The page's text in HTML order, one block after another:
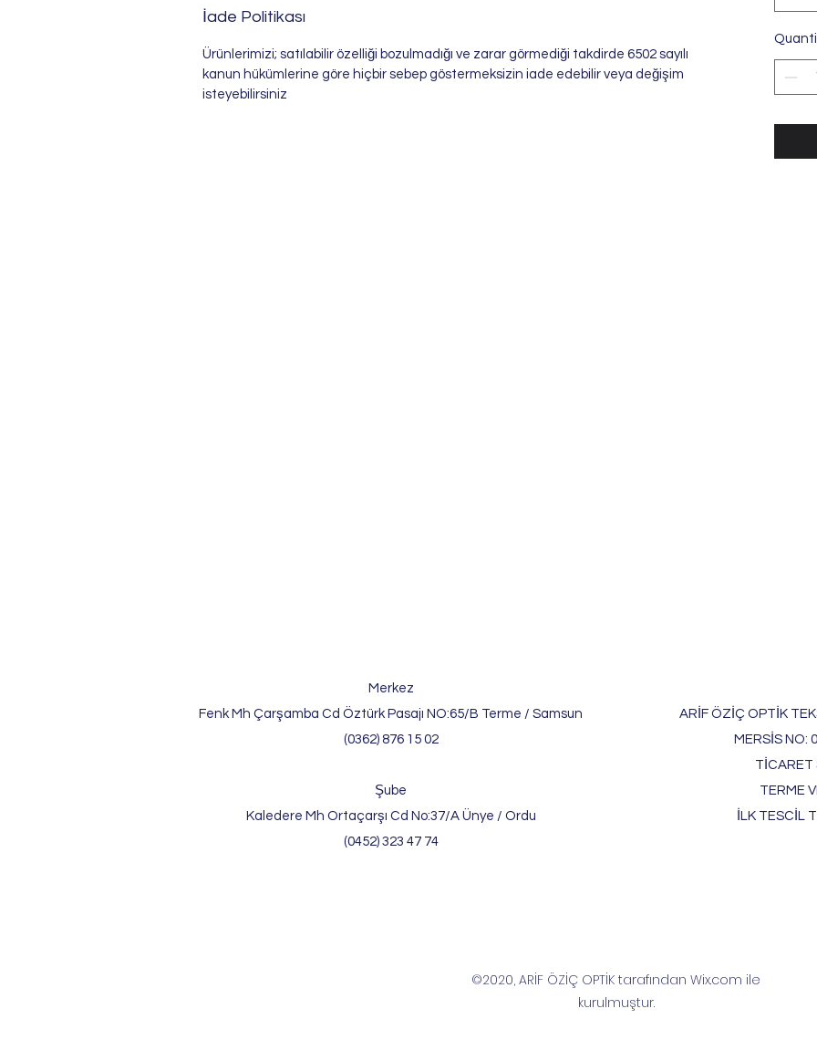
İade Politikası
Ürünlerimizi; satılabilir özelliği bozulmadığı ve zarar görmediği takdirde 6502 sayılı
kanun hükümlerine göre hiçbir sebep göstermeksizin iade edebilir veya değişim
isteyebilirsiniz
Merkez
Fenk Mh Çarşamba Cd Öztürk Pasajı NO:65/B Terme / Samsun
(0362) 876 15 02
Şube
Kaledere Mh Ortaçarşı Cd No:37/A Ünye / Ordu
(0452) 323 47 74
ARİF ÖZİÇ OPTİK
MERSİS NO:
TİCARET
TERME
İLK TESCİL
©2020, ARİF ÖZİÇ OPTİK tarafından Wix.com ile
kurulmuştur.